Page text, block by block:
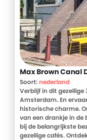
Max Brown Canal
Soort:nederland
Verblijf in dit
Amsterdam. En
historische charme.
van een drankje in de
bij de belangrijkste
gezellige cafés.